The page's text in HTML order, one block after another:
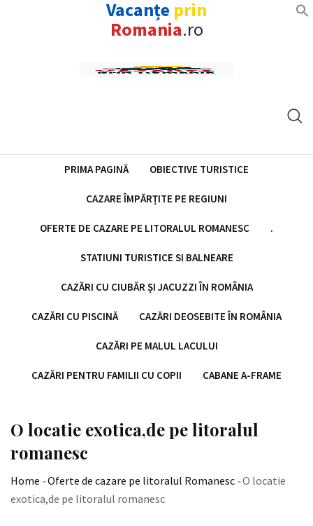
Vacanțe prin
Romania.ro
PRIMA PAGINĂ OBIECTIVE TURISTICE
CAZARE ÎMPĂRȚITE PE REGIUNI
OFERTE DE CAZARE PE LITORALUL ROMANESC .
STATIUNI TURISTICE SI BALNEARE
CAZĂRI CU CIUBĂR ȘI JACUZZI ÎN ROMÂNIA
CAZĂRI CU PISCINĂ CAZĂRI DEOSEBITE ÎN ROMÂNIA
CAZĂRI PE MALUL LACULUI
CAZĂRI PENTRU FAMILII CU COPII CABANE A-FRAME
O locatie exotica,de pe litoralul
romanesc
Home -Oferte de cazare pe litoralul Romanesc -O locatie
exotica,de pe litoralul romanesc